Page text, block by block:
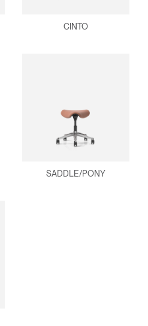
CINTO
SADDLE/PONY